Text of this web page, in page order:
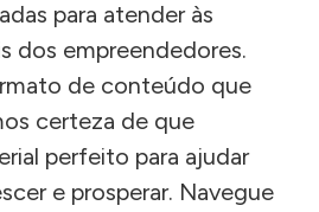
para atender às
dos empreendedores.
de conteúdo que
certeza de que
perfeito para ajudar
e prosperar. Navegue